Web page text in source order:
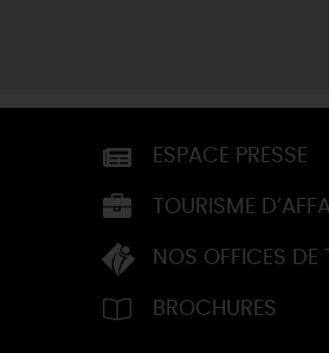
ESPACE PRESSE
TOURISME
NOS OFFICES DE
BROCHURES